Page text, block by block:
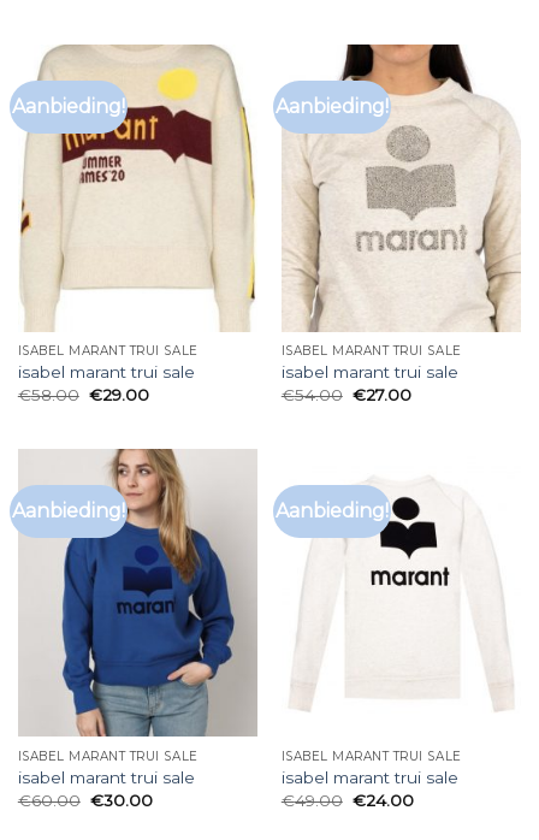
Aanbieding!
ISABEL MARANT TRUI SALE
isabel marant trui sale
€58.00 €29.00
Aanbieding!
ISABEL MARANT TRUI SALE
isabel marant trui sale
€54.00 €27.00
Aanbieding!
ISABEL MARANT TRUI SALE
isabel marant trui sale
€60.00 €30.00
Aanbieding!
ISABEL MARANT TRUI SALE
isabel marant trui sale
€49.00 €24.00